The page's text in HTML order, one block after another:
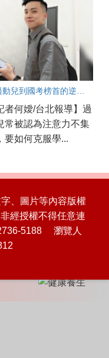
從過動兒到國考榜首的逆襲秘訣
者何嬡/台北報導】過
常被認為注意力不集
要如何克服學...
、圖片等內容版權
經授權不得任意連
5188 瀏覽人